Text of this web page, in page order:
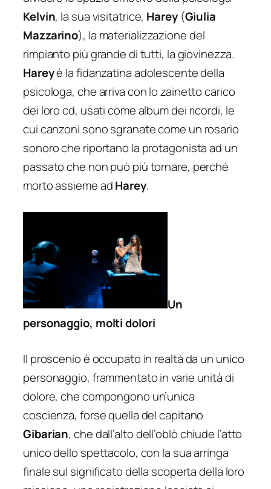
Kelvin, la sua visitatrice, Harey(Giulia
Mazzarino), la materializzazione del
rimpianto più grande di tutti, la giovinezza.
Hareyè la fidanzatina adolescente della
psicologa, che arriva con lo zainetto carico
dei loro cd, usati come album dei ricordi, le
cui canzoni sono sgranate come un rosario
sonoro che riportano la protagonista ad un
passato che non può più tornare, perché
morto assieme adHarey.
Un
personaggio, molti dolori
Il proscenio è occupato in realtà da un unico
personaggio, frammentato in varie unità di
dolore, che compongono un’unica
coscienza, forse quella del capitano
Gibarian, che dall’alto dell’oblò chiude l’atto
unico dello spettacolo, con la sua arringa
finale sul significato della scoperta della loro